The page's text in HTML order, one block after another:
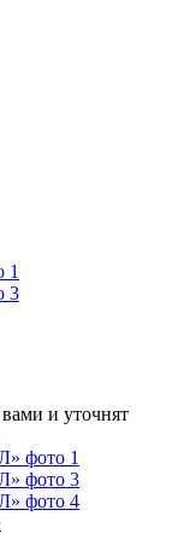
и уточнят